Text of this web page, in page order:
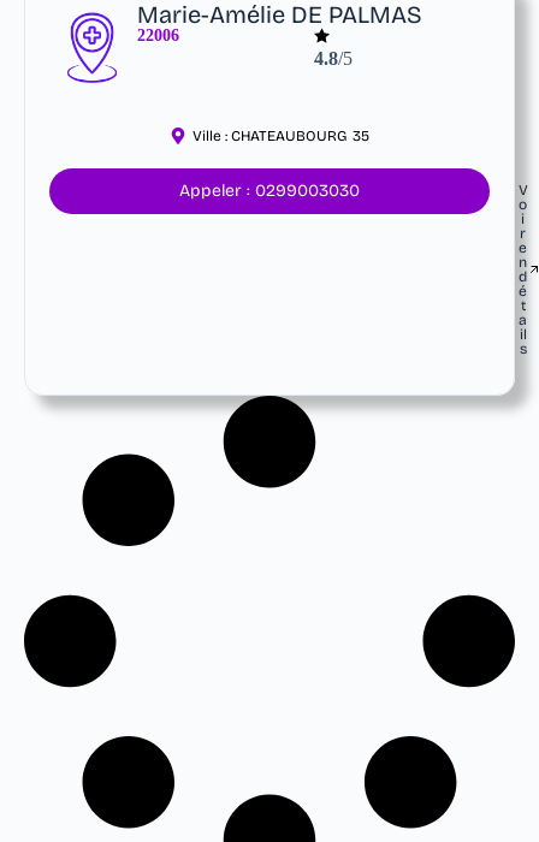
Marie-Amélie DE PALMAS
22006
4.8/5
Ville : CHATEAUBOURG 35
Appeler : 0299003030
V
o
i
r
e
n
d
é
t
a
il
s